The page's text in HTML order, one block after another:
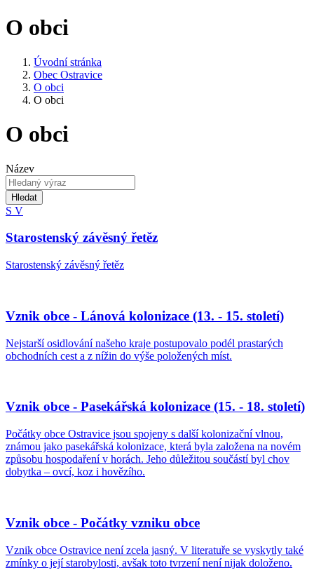
O obci
Úvodní stránka
Obec Ostravice
O obci
O obci
O obci
Název
Hledat
S V
Starostenský závěsný řetěz
Starostenský závěsný řetěz
Vznik obce - Lánová kolonizace (13. - 15. století)
Nejstarší osidlování našeho kraje postupovalo podél prastarých
obchodních cest a z nížin do výše položených míst.
Vznik obce - Pasekářská kolonizace (15. - 18. století)
Počátky obce Ostravice jsou spojeny s další kolonizační vlnou,
známou jako pasekářská kolonizace, která byla založena na novém
způsobu hospodaření v horách. Jeho důležitou součástí byl chov
dobytka – ovcí, koz i hovězího.
Vznik obce - Počátky vzniku obce
Vznik obce Ostravice není zcela jasný. V literatuře se vyskytly také
zmínky o její starobylosti, avšak toto tvrzení není nijak doloženo.